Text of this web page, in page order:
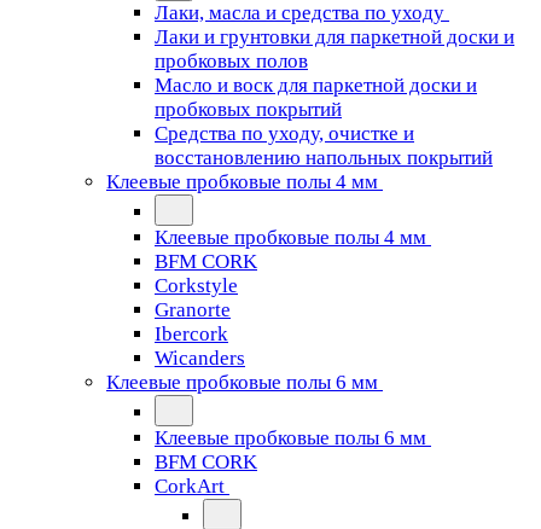
Лаки, масла и средства по уходу
Лаки и грунтовки для паркетной доски и
пробковых полов
Масло и воск для паркетной доски и
пробковых покрытий
Средства по уходу, очистке и
восстановлению напольных покрытий
Клеевые пробковые полы 4 мм
Клеевые пробковые полы 4 мм
BFM CORK
Corkstyle
Granorte
Ibercork
Wicanders
Клеевые пробковые полы 6 мм
Клеевые пробковые полы 6 мм
BFM CORK
CorkArt